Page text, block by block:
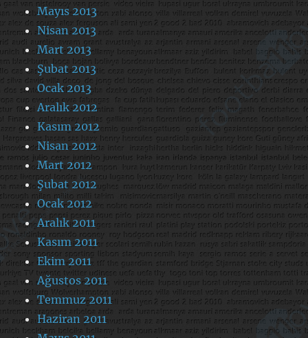
Mayıs 2013
Nisan 2013
Mart 2013
Şubat 2013
Ocak 2013
Aralık 2012
Kasım 2012
Nisan 2012
Mart 2012
Şubat 2012
Ocak 2012
Aralık 2011
Kasım 2011
Ekim 2011
Ağustos 2011
Temmuz 2011
Haziran 2011